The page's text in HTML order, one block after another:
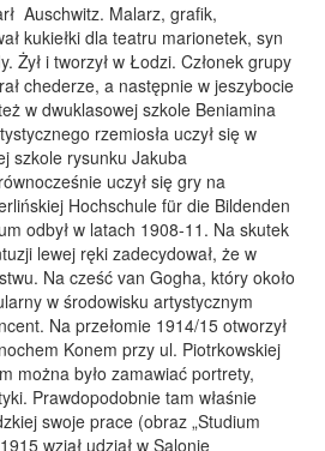
Auschwitz. Malarz, grafik,
kukiełki dla teatru marionetek, syn
Żył i tworzył w Łodzi. Członek grupy
chederze, a następnie w jeszybocie
w dwuklasowej szkole Beniamina
rzemiosła uczył się w
szkole rysunku Jakuba
uczył się gry na
Hochschule für die Bildenden
odbył w latach 1908-11. Na skutek
lewej ręki zadecydował, że w
Na cześć van Gogha, który około
w środowisku artystycznym
Na przełomie 1914/15 otworzył
Konem przy ul. Piotrkowskiej
można było zamawiać portrety,
Prawdopodobnie tam właśnie
swoje prace (obraz „Studium
wziął udział w Salonie